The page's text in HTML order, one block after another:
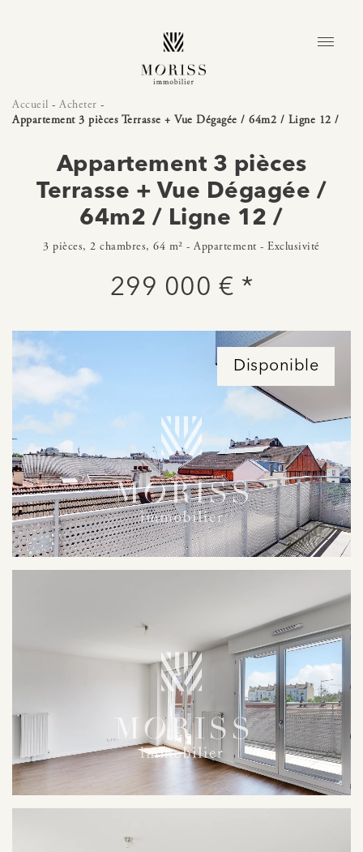
Accueil - Acheter -
Appartement 3 pièces Terrasse + Vue Dégagée / 64m2 / Ligne 12 /
Appartement 3 pièces
Terrasse + Vue Dégagée /
64m2 / Ligne 12 /
3 pièces, 2 chambres, 64 m² - Appartement - Exclusivité
299 000 € *
Disponible